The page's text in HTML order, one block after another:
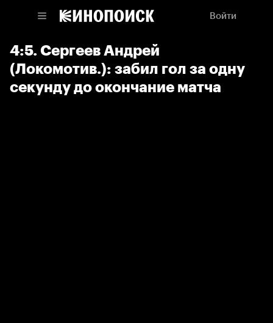
Войти
4:5. Сергеев Андрей
(Локомотив.): забил гол за одну
секунду до окончание матча